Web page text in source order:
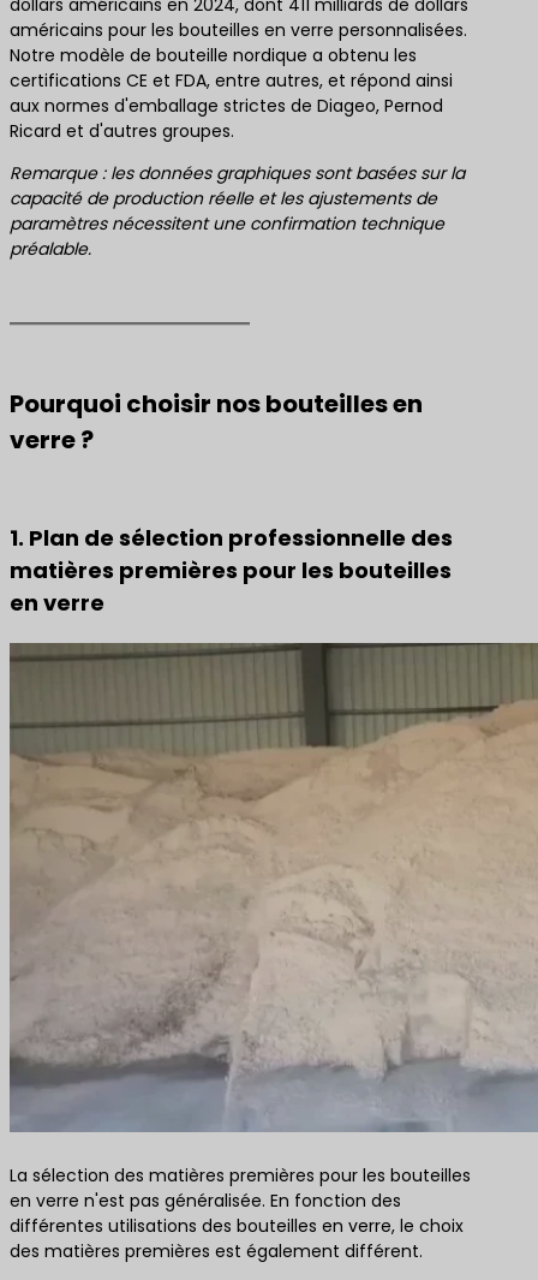
dollars américains en 2024, dont 411 milliards de dollars
américains pour les bouteilles en verre personnalisées.
Notre modèle de bouteille nordique a obtenu les
certifications CE et FDA, entre autres, et répond ainsi
aux normes d'emballage strictes de Diageo, Pernod
Ricard et d'autres groupes.
Remarque : les données graphiques sont basées sur la
capacité de production réelle et les ajustements de
paramètres nécessitent une confirmation technique
préalable.
Pourquoi choisir nos bouteilles en
verre ?
1. Plan de sélection professionnelle des
matières premières pour les bouteilles
en verre
La sélection des matières premières pour les bouteilles
en verre n'est pas généralisée. En fonction des
différentes utilisations des bouteilles en verre, le choix
des matières premières est également différent.